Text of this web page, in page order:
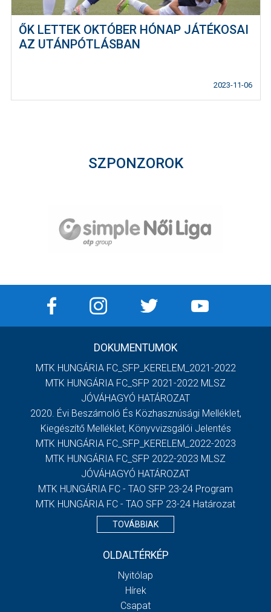
ŐK LETTEK OKTÓBER HÓNAP JÁTÉKOSAI
AZ UTÁNPÓTLÁSBAN
2023-11-06
SZPONZOROK
DOKUMENTUMOK
MTK HUNGÁRIA FC_SFP_KERELEM_2021-2022
MTK HUNGÁRIA FC_SFP 2021-2022 MLSZ
JÓVÁHAGYÓ HATÁROZAT
2020. Évi Beszámoló És Közhasznúsági Melléklet,
Kiegészítő Melléklet, Könyvvizsgálói Jelentés
MTK HUNGÁRIA FC_SFP_KERELEM_2022-2023
MTK HUNGÁRIA FC_SFP 2022-2023 MLSZ
JÓVÁHAGYÓ HATÁROZAT
MTK HUNGÁRIA FC - TAO SFP 23-24 Program
MTK HUNGÁRIA FC - TAO SFP 23-24 Határozat
TOVÁBBIAK
OLDALTÉRKÉP
Nyitólap
Hírek
Csapat